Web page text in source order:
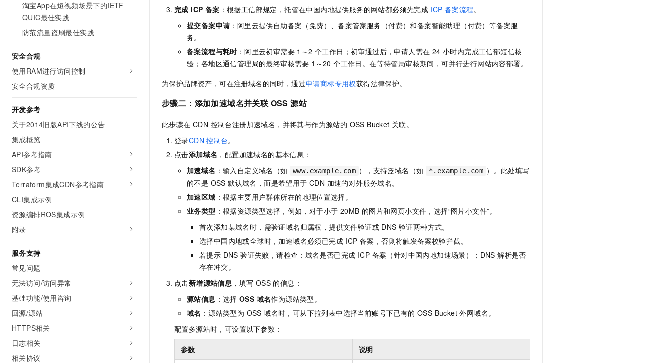
淘宝App在短视频场景下的IETF
QUIC最佳实践
防范流量盗刷最佳实践
安全合规
使用RAM进行访问控制
安全合规资质
开发参考
关于2014旧版API下线的公告
集成概览
API参考指南
SDK参考
Terraform集成CDN参考指南
CLI集成示例
资源编排ROS集成示例
附录
服务支持
常见问题
无法访问/访问异常
基础功能/使用咨询
回源/源站
HTTPS相关
日志相关
相关协议
完成 ICP 备案 ：根据工信部规定，托管在中国内地提供服务的网站都必须先完成 ICP 备案流程。
提交备案申请：阿里云提供自助备案（免费）、备案管家服务（付费）和备案智能助理（付费）等备案服
务。
备案流程与耗时 ：阿里云初审需要 1～2 个工作日；初审通过后，申请人需在 24 小时内完成工信部短信核
验；各地区通信管理局的最终审核需要 1～20 个工作日。在等待管局审核期间，可并行进行网站内容部署。
为保护品牌资产，可在注册域名的同时，通过申请商标专用权获得法律保护。
步骤二：添加加速域名并关联 OSS 源站
此步骤在 CDN 控制台注册加速域名，并将其与作为源站的 OSS Bucket 关联。
登录CDN 控制台。
点击添加域名 ，配置加速域名的基本信息：
加速域名 ：输入自定义域名（如 www.example.com ），支持泛域名（如 *.example.com ）。此处填写
的不是 OSS 默认域名，而是希望用于 CDN 加速的对外服务域名。
加速区域 ：根据主要用户群体所在的地理位置选择。
业务类型 ：根据资源类型选择，例如，对于小于 20MB 的图片和网页小文件，选择“图片小文件”。
首次添加某域名时，需验证域名归属权，提供文件验证或 DNS 验证两种方式。
选择中国内地或全球时，加速域名必须已完成 ICP 备案，否则将触发备案校验拦截。
若提示 DNS 验证失败，请检查：域名是否已完成 ICP 备案（针对中国内地加速场景）；DNS 解析是否
存在冲突。
点击新增源站信息 ，填写 OSS 的信息：
源站信息 ：选择 OSS 域名作为源站类型。
域名 ：源站类型为 OSS 域名时，可从下拉列表中选择当前账号下已有的 OSS Bucket 外网域名。
配置多源站时，可设置以下参数：
参数 说明